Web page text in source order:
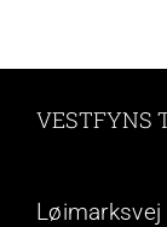
VESTFYNS
Løimarksvej